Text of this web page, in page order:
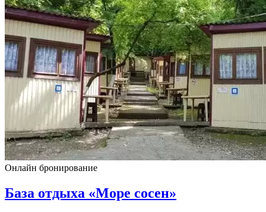
Онлайн бронирование
База отдыха «Море сосен»